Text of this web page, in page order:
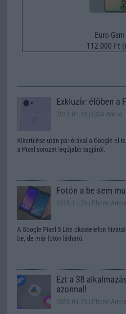
Euro Gsm
112.000 Ft
Exkluzív: élőben a
2019.01.18 | GSM Arena
Kikerülése után pár órával a Google el
a Pixel sorozat legújabb tagjáról.
Fotón a be sem
2018.11.26 | Phone Arena
A Google Pixel 3 Lite okostelefon
be, de már fotón látható.
Ezt a 38
azonnal!
2023.04.29 | Phone Arena